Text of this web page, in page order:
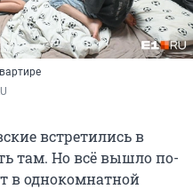
встретились в
там. Но всё вышло по-
в однокомнатной